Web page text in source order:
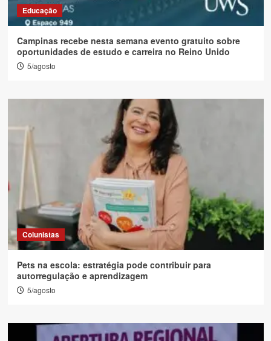
Educação
Campinas recebe nesta semana evento gratuito sobre
oportunidades de estudo e carreira no Reino Unido
5/agosto
Colunistas
Pets na escola: estratégia pode contribuir para
autorregulação e aprendizagem
5/agosto